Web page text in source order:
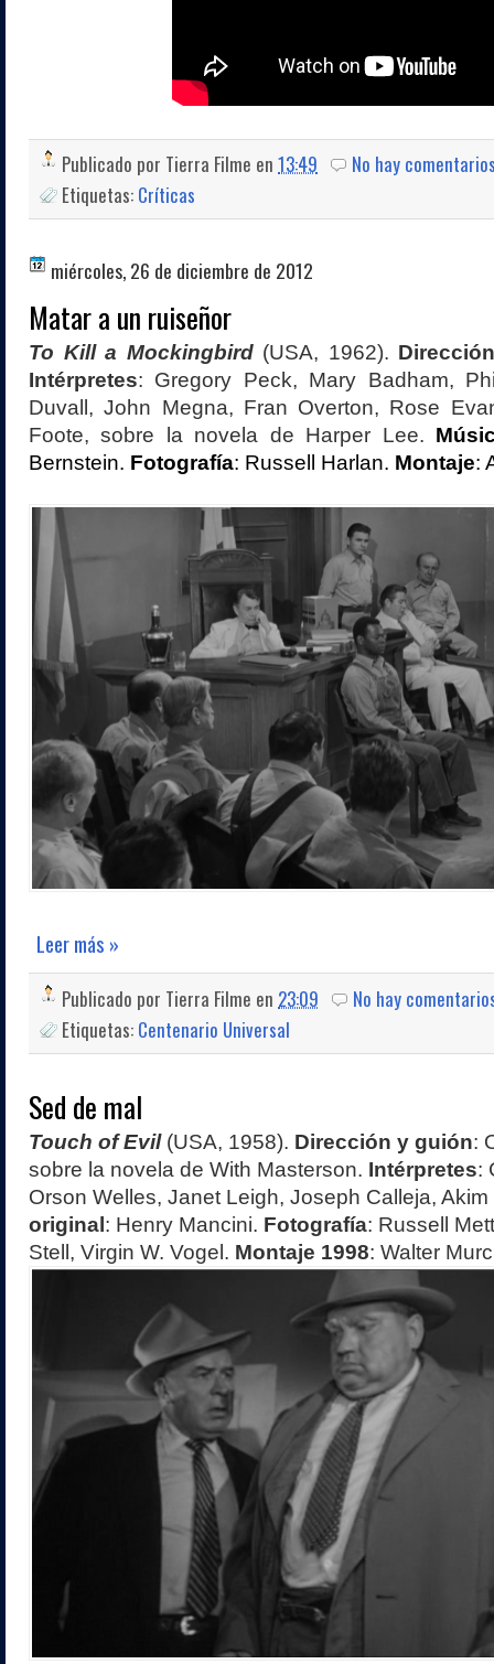
Publicado por Tierra Filme en 13:49
No hay
Etiquetas: Críticas
miércoles, 26 de diciembre de 2012
Matar a un ruiseñor
To Kill a Mockingbird (USA, 1962). Dirección
Intérpretes: Gregory Peck, Mary Badham,
Duvall, John Megna, Fran Overton, Rose
Foote, sobre la novela de Harper Lee.
Bernstein. Fotografía: Russell Harlan. Montaje:
Leer más »
Publicado por Tierra Filme en 23:09
No hay
Etiquetas: Centenario Universal
Sed de mal
Touch of Evil(USA, 1958). Dirección y guión:
sobre la novela de With Masterson. Intérpretes:
Orson Welles, Janet Leigh, Joseph Calleja,
original : Henry Mancini. Fotografía: Russell
Stell, Virgin W. Vogel. Montaje 1998: Walter